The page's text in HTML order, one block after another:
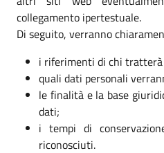
collegamento ipertestuale.
Di seguito, verranno
i riferimenti di chi
quali dati personali
le finalità e la base
dati;
i tempi di
riconosciuti.